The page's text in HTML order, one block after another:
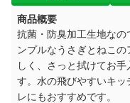
商品概要
抗菌・防臭加工生地な
ンプルなうさぎとねこ
しく、さっと拭けてお
す。水の飛びやすいキ
レにもおすすめです。